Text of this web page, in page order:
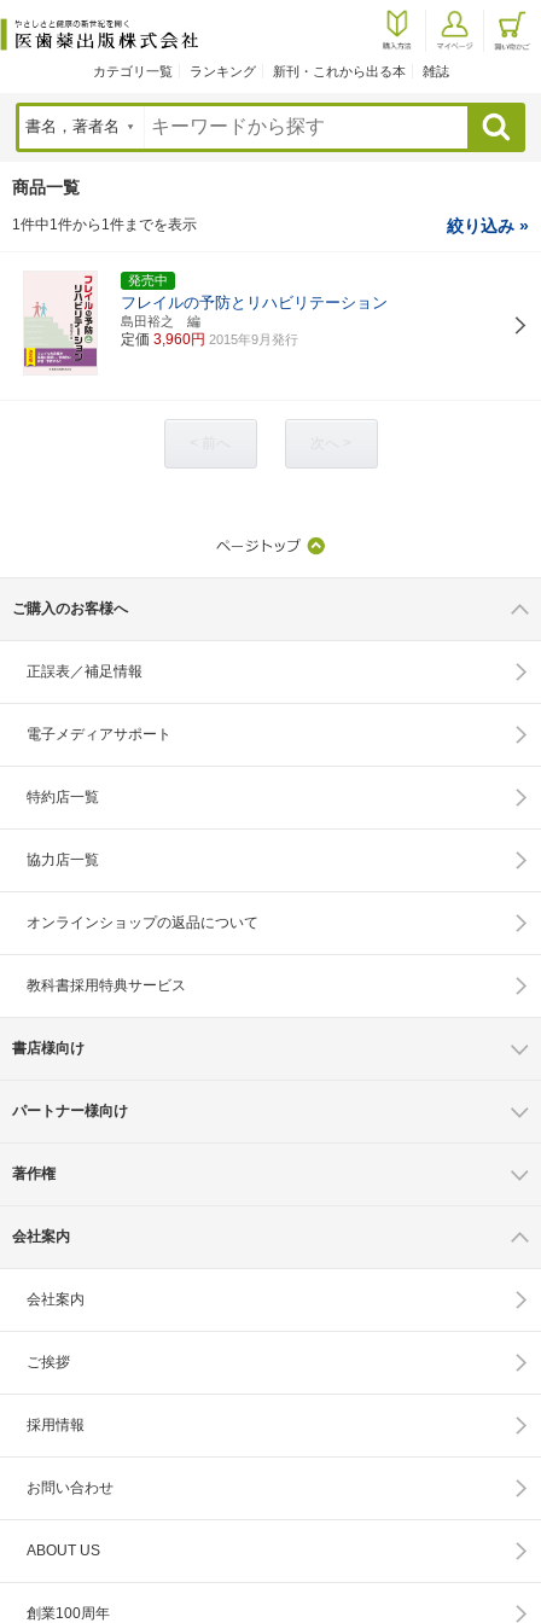
カテゴリ一覧 ランキング 新刊・これから出る本 雑誌
検索
商品一覧
1件中1件から1件までを表示 絞り込み »
発売中
フレイルの予防とリハビリテーション
島田裕之 編
定価 3,960円 2015年9月発行
ご購入のお客様へ
正誤表／補足情報
電子メディアサポート
特約店一覧
協力店一覧
オンラインショップの返品について
教科書採用特典サービス
書店様向け
パートナー様向け
著作権
会社案内
会社案内
ご挨拶
採用情報
お問い合わせ
ABOUT US
創業100周年